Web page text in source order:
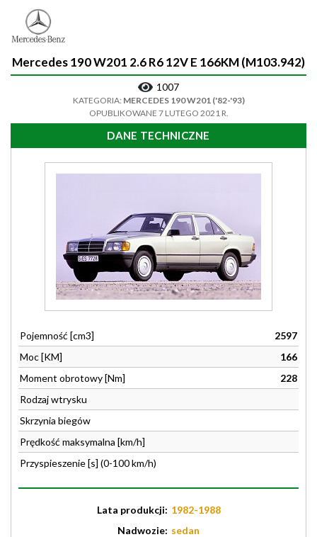
Mercedes 190 W201 2.6 R6 12V E 166KM (M103.942)
1007
KATEGORIA: MERCEDES 190 W201 ('82-'93)
OPUBLIKOWANE 7 LUTEGO 2021 R.
DANE TECHNICZNE
Pojemność [cm3]
2597
Moc [KM]
166
Moment obrotowy [Nm]
228
Rodzaj wtrysku
Skrzynia biegów
Prędkość maksymalna [km/h]
Przyspieszenie [s] (0-100 km/h)
Lata produkcji: 1982-1988
Nadwozie: sedan